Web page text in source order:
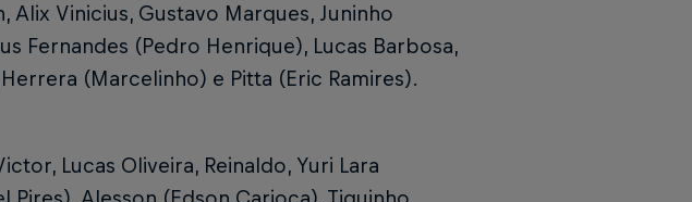
Alix Vinicius, Gustavo Marques, Juninho
Fernandes (Pedro Henrique), Lucas Barbosa,
(Marcelinho) e Pitta (Eric Ramires).
Lucas Oliveira, Reinaldo, Yuri Lara